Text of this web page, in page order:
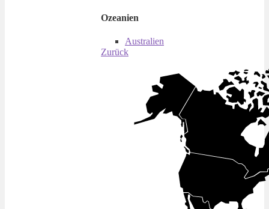
Ozeanien
Australien
Zurück